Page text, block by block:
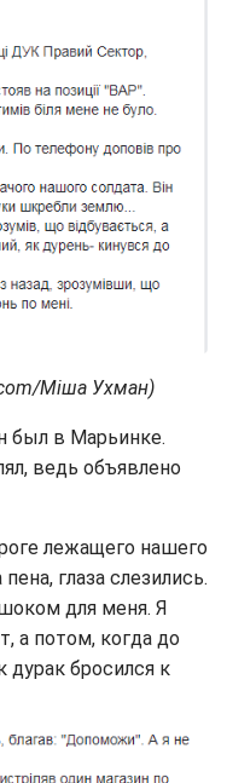
Міша Ухман)
был в Марьинке.
ведь объявлено
лежащего нашего
глаза слезились.
для меня. Я
а потом, когда до
дурак бросился к